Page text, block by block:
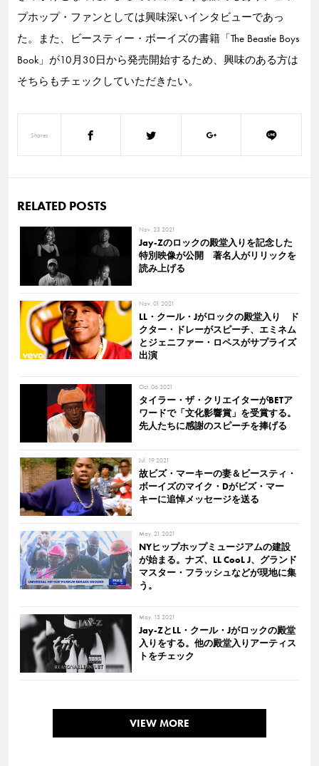
プホップ・ファンとしては興味深いインタビューであっ
た。また、ビースティー・ボーイズの書籍「The Beastie Boys
Book」が10月30日から発売開始するため、興味のある方は
そちらもチェックしていただきたい。
Shares
RELATED POSTS
Nov. 23 2021
Jay-Zのロックの殿堂入りを記念した
特別映像が公開 著名人がリリックを
読み上げる
Nov. 01 2021
LL・クール・Jがロックの殿堂入り ド
クター・ドレーがスピーチ、エミネム
とジェニファー・ロペスがサプライズ
出演
Oct. 06 2021
タイラー・ザ・クリエイターがBETア
ワードで「文化影響賞」を受賞する。
先人たちに感謝のスピーチを捧げる
Jul. 19 2021
故ビズ・マーキーの妻＆ビースティ・
ボーイズのマイク・Dがビズ・マー
キーに追悼メッセージを送る
May. 21 2021
NYヒップホップミュージアムの建設
が始まる。ナズ、LL CooL J、グランド
マスター・フラッシュなどが現地に集
う。
May. 13 2021
Jay-ZとLL・クール・Jがロックの殿堂
入りをする。他の殿堂入りアーティス
トをチェック
VIEW MORE